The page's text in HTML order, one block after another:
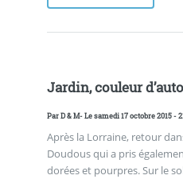
Jardin, couleur
ParD & M- Le samedi 17 octobre 2015 -
Après la Lorraine, retour
Doudous qui a pris
dorées et pourpres. Sur le